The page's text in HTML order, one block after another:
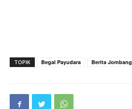
TOPIK Begal Payudara Berita Jombang